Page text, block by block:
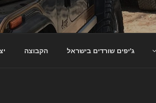
ג'יפים שורדים בישראל הקבוצה